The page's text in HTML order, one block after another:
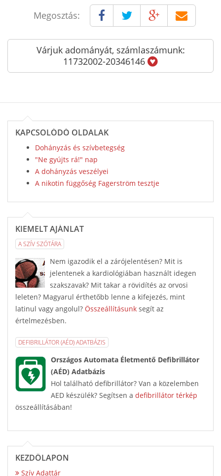
Megosztás:
Várjuk adományát, számlaszámunk:
11732002-20346146
KAPCSOLÓDÓ OLDALAK
Dohányzás és szívbetegség
"Ne gyújts rá!" nap
A dohányzás veszélyei
A nikotin függőség Fagerström tesztje
KIEMELT AJÁNLAT
A SZÍV SZÓTÁRA
Nem igazodik el a zárójelentésen? Mit is
jelentenek a kardiológiában használt idegen
szakszavak? Mit takar a rövidítés az orvosi
leleten? Magyarul érthetőbb lenne a kifejezés, mint
latinul vagy angolul? Összeállításunk segít az
értelmezésben.
DEFIBRILLÁTOR (AÉD) ADATBÁZIS
Országos Automata Életmentő Defibrillátor
(AÉD) Adatbázis
Hol található defibrillátor? Van a közelemben
AED készülék? Segítsen a defibrillátor térkép
összeállításában!
KEZDŐLAPON
Szív Adattár